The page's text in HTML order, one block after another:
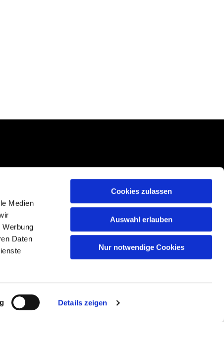
Medien
Daten
Details zeigen
Cookies zulassen
Auswahl erlauben
Nur notwendige Cookies